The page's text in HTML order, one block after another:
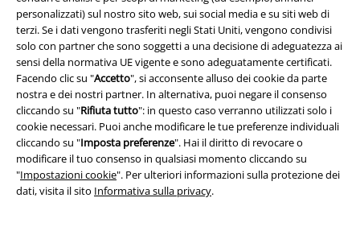
personalizzati) sul nostro sito web, sui social media e su siti web di
terzi. Se i dati vengono trasferiti negli Stati Uniti, vengono condivisi
solo con partner che sono soggetti a una decisione di adeguatezza ai
sensi della normativa UE vigente e sono adeguatamente certificati.
Facendo clic su "Accetto", si acconsente alluso dei cookie da parte
nostra e dei nostri partner. In alternativa, puoi negare il consenso
cliccando su "Rifiuta tutto": in questo caso verranno utilizzati solo i
cookie necessari. Puoi anche modificare le tue preferenze individuali
cliccando su "Imposta preferenze". Hai il diritto di revocare o
modificare il tuo consenso in qualsiasi momento cliccando su
"Impostazioni cookie". Per ulteriori informazioni sulla protezione dei
dati, visita il sito Informativa sulla privacy.
Seguici online!